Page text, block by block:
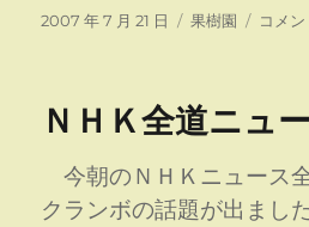
投
2007 年 7 月 21 日
カ
ー
果樹園
乗
来
に
コメン
ＮＨＫ全道ニュ
今朝のＮＨＫニュース
クランボの話題が出まし